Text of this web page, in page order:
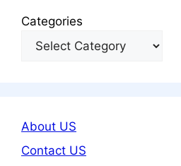
Categories
About US
Contact US